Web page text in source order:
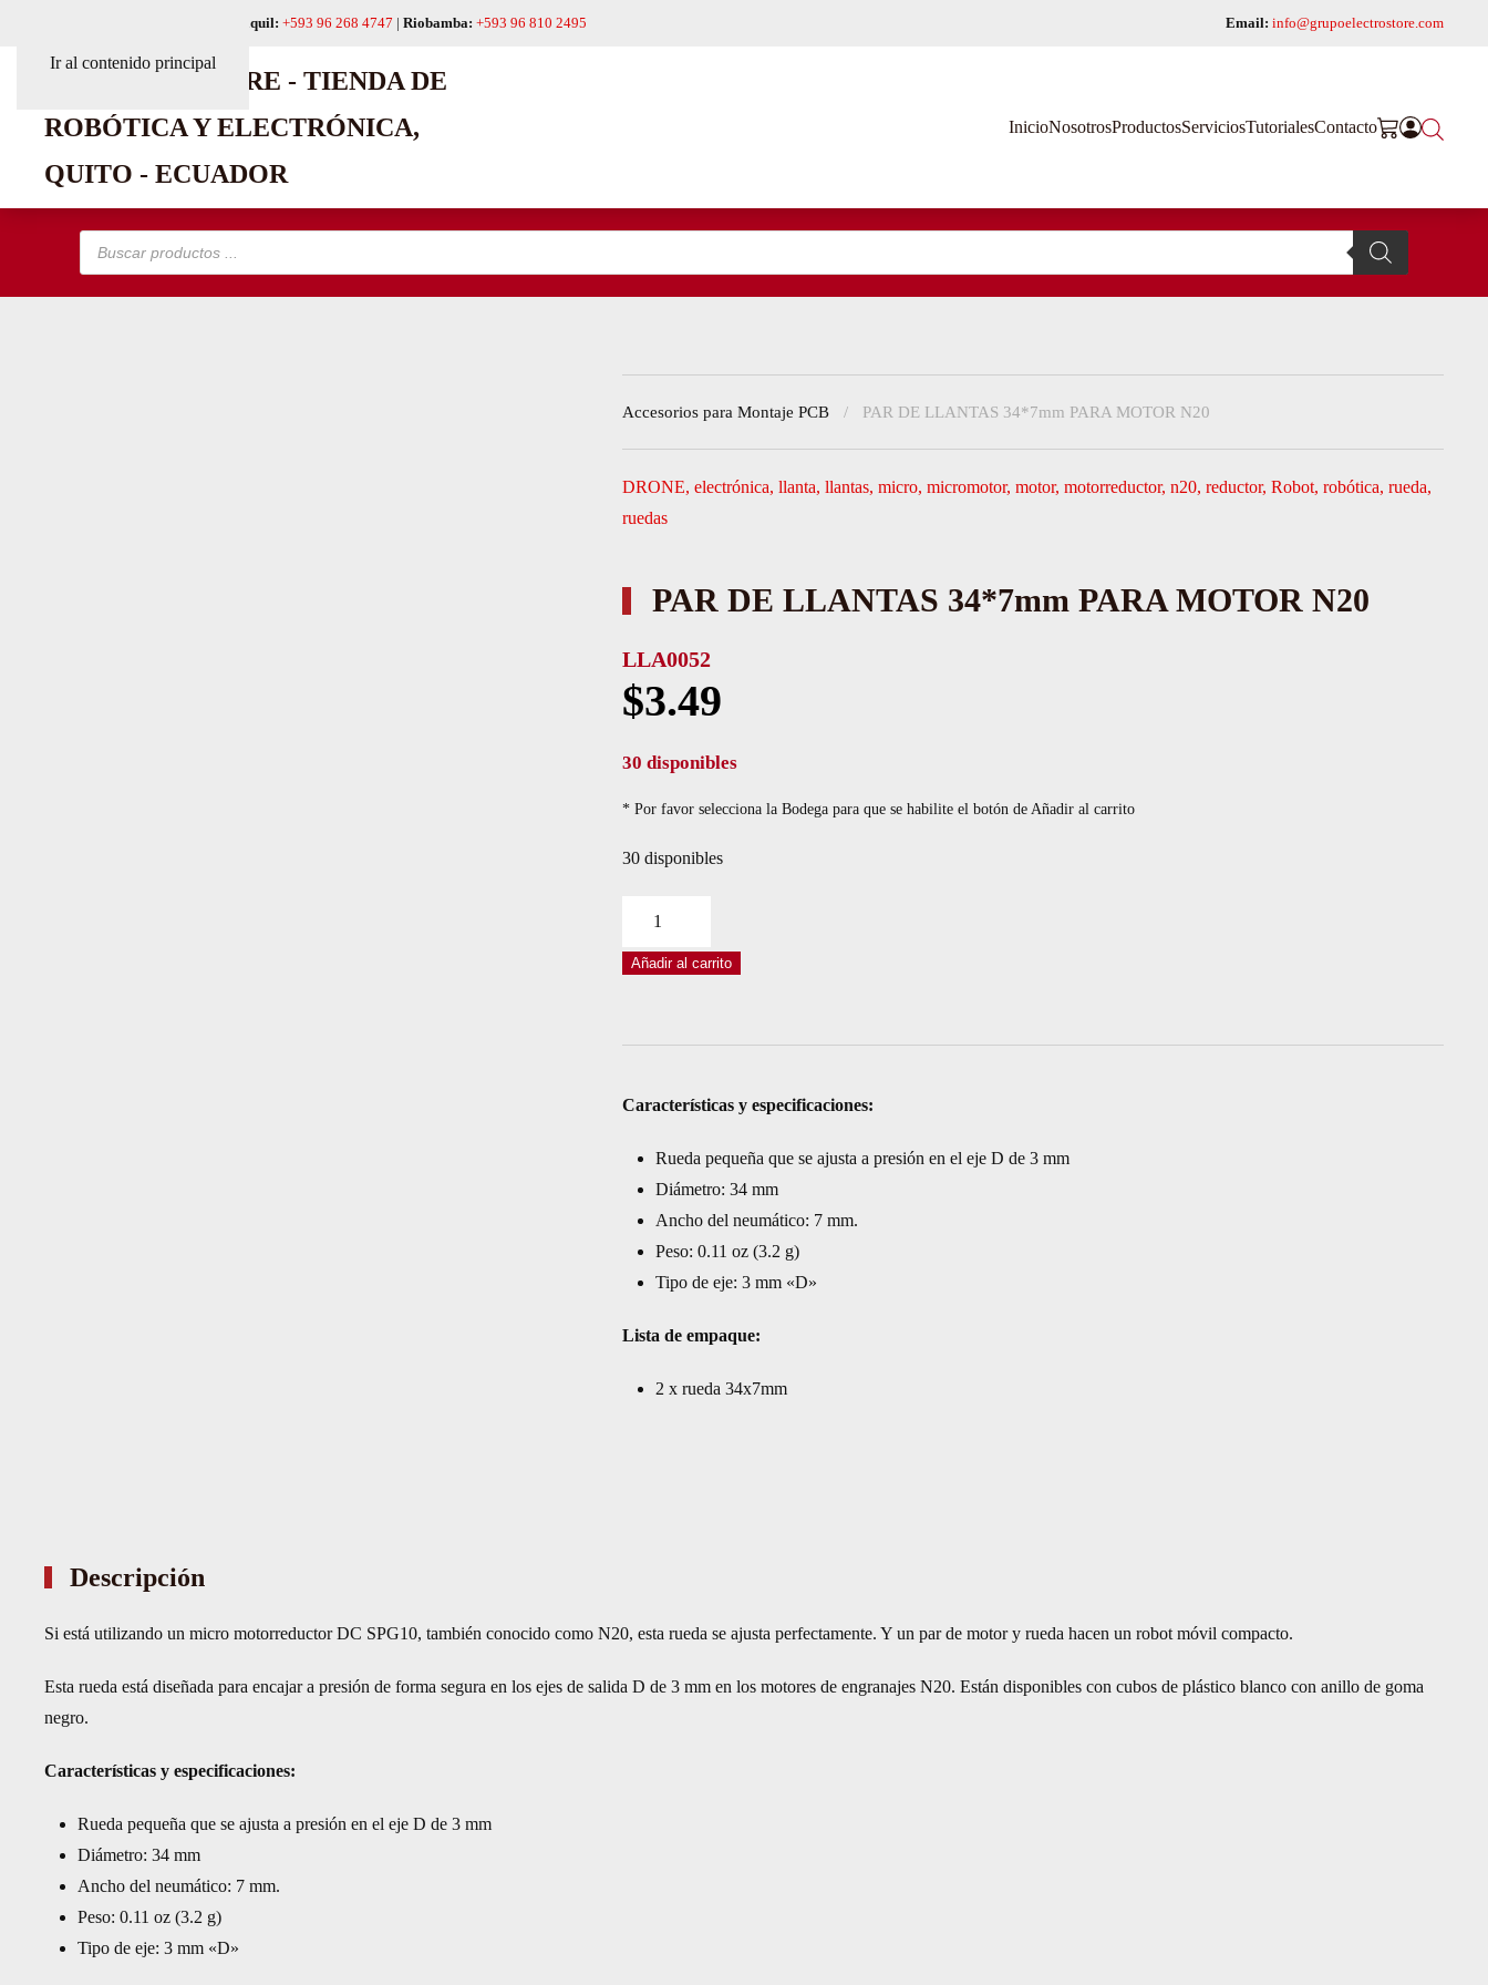
Ir al contenido principal
Guayaquil: +593 96 268 4747 | Riobamba: +593 96 810 2495 Email: info@grupoelectrostore.com
InicioNosotrosProductosServiciosTutorialesContacto
Búsqueda
productos
Accesorios para Montaje PCB PAR DE LLANTAS 34*7mm PARA MOTOR N20
DRONE, electrónica, llanta, llantas, micro, micromotor, motor, motorreductor, n20, reductor, Robot, robótica, rueda,
ruedas
PAR DE LLANTAS 34*7mm PARA MOTOR N20
LLA0052
$3.49
30 disponibles
* Por favor selecciona la Bodega para que se habilite el botón de Añadir al carrito
30 disponibles
LLANTAS
N20
Añadir al carrito
Características y especificaciones:
Rueda pequeña que se ajusta a presión en el eje D de 3 mm
Diámetro: 34 mm
Ancho del neumático: 7 mm.
Peso: 0.11 oz (3.2 g)
Tipo de eje: 3 mm «D»
Lista de empaque:
2 x rueda 34x7mm
Descripción
Si está utilizando un micro motorreductor DC SPG10, también conocido como N20, esta rueda se ajusta perfectamente. Y un par de motor y rueda hacen un robot móvil compacto.
Esta rueda está diseñada para encajar a presión de forma segura en los ejes de salida D de 3 mm en los motores de engranajes N20. Están disponibles con cubos de plástico blanco con anillo de goma
negro.
Características y especificaciones:
Rueda pequeña que se ajusta a presión en el eje D de 3 mm
Diámetro: 34 mm
Ancho del neumático: 7 mm.
Peso: 0.11 oz (3.2 g)
Tipo de eje: 3 mm «D»